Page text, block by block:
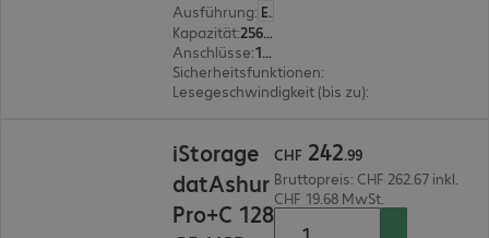
Ausführung:
Europäisch
Kapazität:
256 GB
Anschlüsse: 1 x USB 3.2 Typ C
Sicherheitsfunktionen:
Lesegeschwindigkeit (bis zu):
iStorage
datAshur
Pro+C 128
CHF 242.99
Bruttopreis: CHF 262.67 inkl.
CHF 19.68 MwSt.